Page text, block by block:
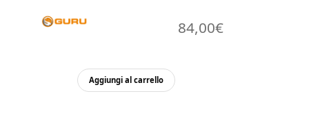
84,00€
Aggiungi al carrello